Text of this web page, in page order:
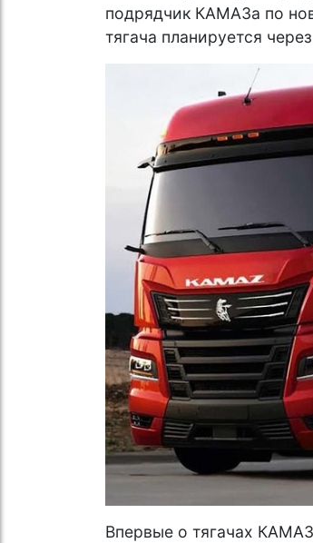
подрядчик КАМАЗа по
тягача планируется
Впервые о тягачах